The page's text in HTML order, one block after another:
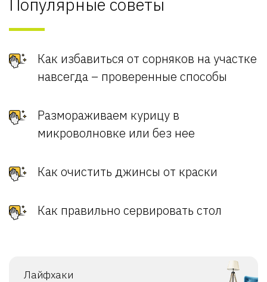
Как избавиться от сорняков на участке
навсегда – проверенные способы
Размораживаем курицу в
микроволновке или без нее
Как очистить джинсы от краски
Как правильно сервировать стол
Лайфхаки